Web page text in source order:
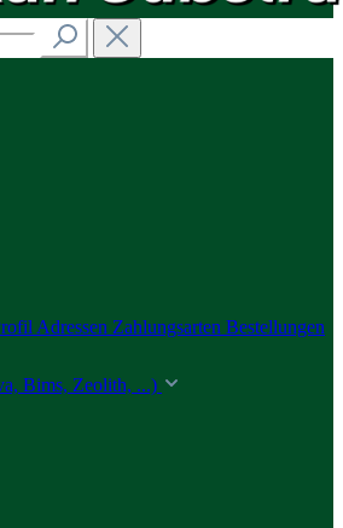
Adressen Zahlungsarten Bestellungen
Bims, Zeolith, ...)